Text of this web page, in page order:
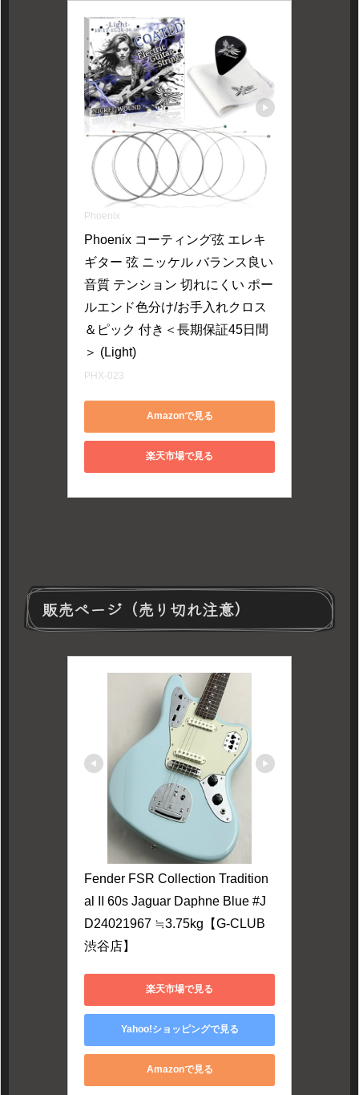
Phoenix
Phoenix コーティング弦 エレキ
ギター 弦 ニッケル バランス良い
音質 テンション 切れにくい ポー
ルエンド色分け/お手入れクロス
＆ピック 付き＜長期保証45日間
＞ (Light)
PHX-023
Amazonで見る
楽天市場で見る
販売ページ（売り切れ注意）
Fender FSR Collection Tradition
al II 60s Jaguar Daphne Blue #J
D24021967 ≒3.75kg【G-CLUB
渋谷店】
楽天市場で見る
Yahoo!ショッピングで見る
Amazonで見る